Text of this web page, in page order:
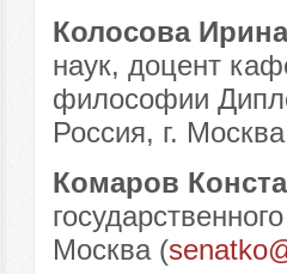
Колосова
наук, доцент
философии
Россия, г.
Комаров
Москва (